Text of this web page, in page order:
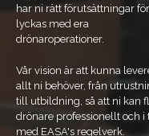
har ni rätt förutsättningar
lyckas med era
drönaroperationer.
Vår vision är att kunna
allt ni behöver, från
till utbildning, så att ni kan
drönare professionellt och i
med EASA's regelverk.